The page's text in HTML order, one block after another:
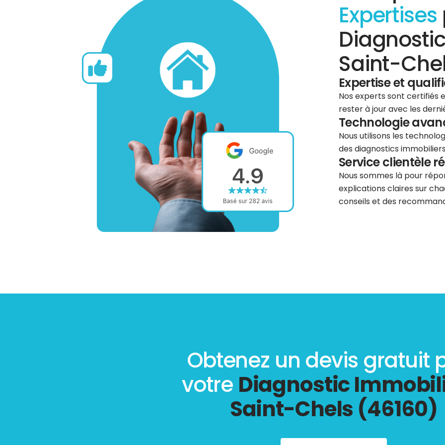
Expertises
Saint-
Expertise et
Nos experts sont certifiés
rester à jour avec les
Technologie
Nous utilisons les
des diagnostics
Service clientèle
Nous sommes là pour
explications claires sur
conseils et des
Obtenez un devis gratuit
votre Diagnostic
Saint-Chels (46160)